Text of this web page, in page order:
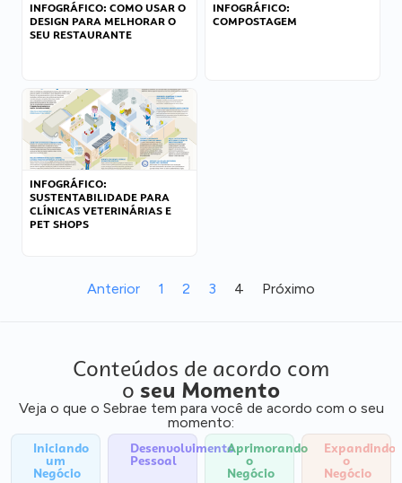
INFOGRÁFICO: COMO USAR O
DESIGN PARA MELHORAR O
SEU RESTAURANTE
INFOGRÁFICO:
COMPOSTAGEM
INFOGRÁFICO:
SUSTENTABILIDADE PARA
CLÍNICAS VETERINÁRIAS E
PET SHOPS
Anterior 1 2 3 4 Próximo
Conteúdos de acordo com
o seu Momento
Veja o que o Sebrae tem para você de acordo com o seu
momento:
Iniciando
um
Negócio
Desenvolvimento
Pessoal
Aprimorando
o
Negócio
Expandindo
o
Negócio